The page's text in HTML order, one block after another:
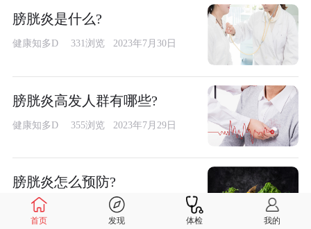
膀胱炎是什么?
健康知多D 331浏览 2023年7月30日
膀胱炎高发人群有哪些?
健康知多D 355浏览 2023年7月29日
膀胱炎怎么预防?
健康知多D 401浏览 2023年7月29日
首页 发现 体检 我的